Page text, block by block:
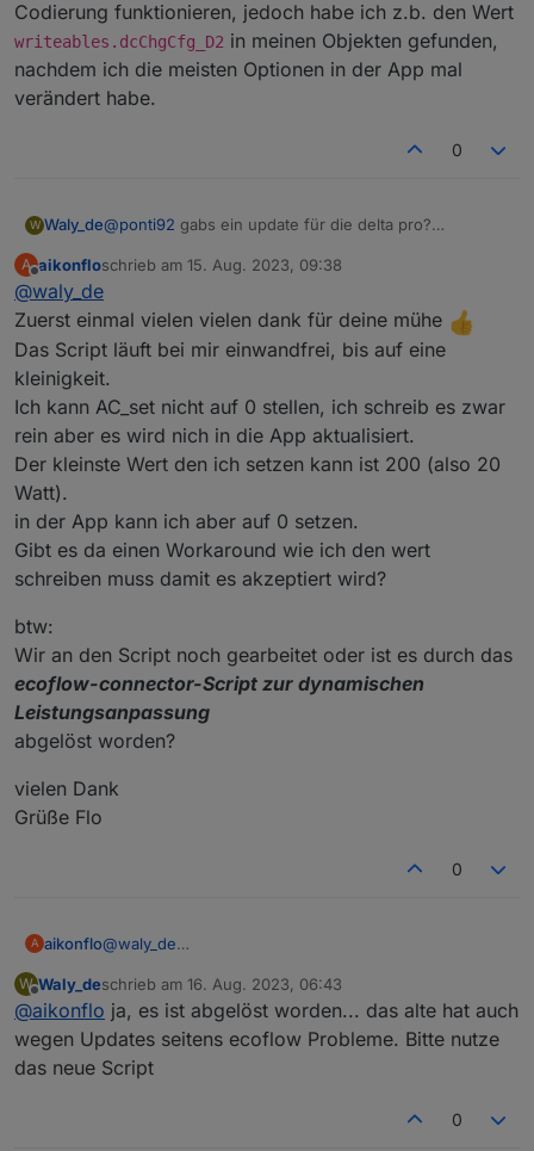
Codierung funktionieren, jedoch habe ich z.b. den Wert
writeables.dcChgCfg_D2 in meinen Objekten gefunden,
nachdem ich die meisten Optionen in der App mal
verändert habe.
0
W Waly_de@ponti92 gabs ein update für die delta pro?
Codierung gearbeitet...
Wenn der debug modus an war... gab es ein
A
Offline
aikonfloschrieb am 15. Aug. 2023, 09:38
zuletzt editiert von
@waly_de
Zuerst einmal vielen vielen dank für deine mühe
Das Script läuft bei mir einwandfrei, bis auf eine
kleinigkeit.
Ich kann AC_set nicht auf 0 stellen, ich schreib es zwar
rein aber es wird nich in die App aktualisiert.
Der kleinste Wert den ich setzen kann ist 200 (also 20
Watt).
in der App kann ich aber auf 0 setzen.
Gibt es da einen Workaround wie ich den wert
schreiben muss damit es akzeptiert wird?
btw:
Wir an den Script noch gearbeitet oder ist es durch das
ecoflow-connector-Script zur dynamischen
Leistungsanpassung
abgelöst worden?
vielen Dank
Grüße Flo
0
A aikonflo@waly_de
Das Script läuft bei mir einwandfrei, bis auf eine
kleinigkeit.
Ich kann AC_set nicht auf 0 stellen, ich schreib es
zwar rein aber es wird nich in die App aktualisiert.
Der kleinste Wert den ich setzen kann ist 200 (also 20
btw:
Wir an den Script noch gearbeitet oder ist es durch
das
ecoflow-connector-Script zur dynamischen
Leistungsanpassung
vielen Dank
Grüße Flo
W
Offline
Waly_deschrieb am 16. Aug. 2023, 06:43
zuletzt editiert von
@aikonflo ja, es ist abgelöst worden... das alte hat auch
wegen Updates seitens ecoflow Probleme. Bitte nutze
das neue Script
0